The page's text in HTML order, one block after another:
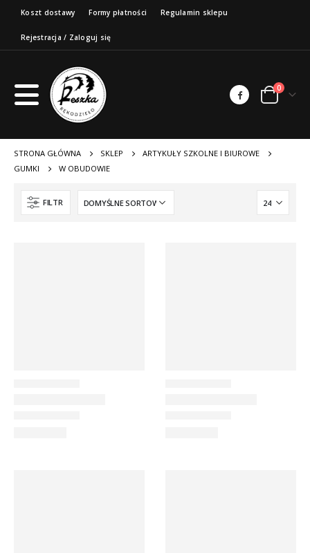
Koszt dostawy Formy płatności Regulamin sklepu
Rejestracja / Zaloguj się
0
STRONA GŁÓWNA SKLEP
ARTYKUŁY SZKOLNE I BIUROWE
GUMKI
W OBUDOWIE
FILTR